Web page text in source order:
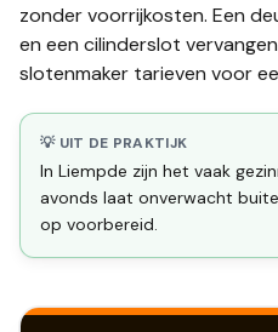
zonder voorrijkosten. Een
en een cilinderslot vervangen
slotenmaker tarieven voor
💡 UIT DE PRAKTIJK
In Liempde zijn het vaak
avonds laat onverwacht
op voorbereid.